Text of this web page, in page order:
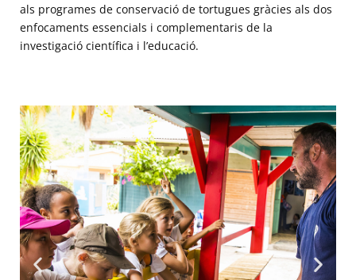
als programes de conservació de tortugues gràcies als dos
enfocaments essencials i complementaris de la
investigació científica i l’educació.